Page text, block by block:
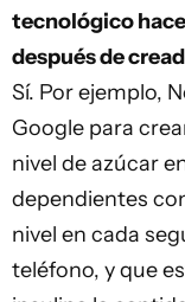
tecnológico
después de
Sí. Por ejemplo,
Google para
nivel de azúcar
dependientes
nivel en cada
teléfono, y que